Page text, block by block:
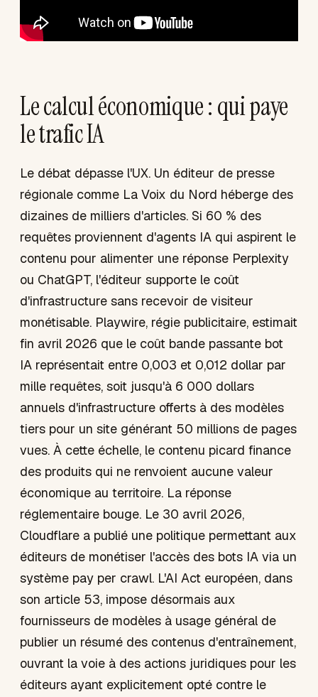
Le calcul économique : qui paye
le trafic IA
Le débat dépasse l'UX. Un éditeur de presse
régionale comme La Voix du Nord héberge des
dizaines de milliers d'articles. Si 60 % des
requêtes proviennent d'agents IA qui aspirent le
contenu pour alimenter une réponse Perplexity
ou ChatGPT, l'éditeur supporte le coût
d'infrastructure sans recevoir de visiteur
monétisable. Playwire, régie publicitaire, estimait
fin avril 2026 que le coût bande passante bot
IA représentait entre 0,003 et 0,012 dollar par
mille requêtes, soit jusqu'à 6 000 dollars
annuels d'infrastructure offerts à des modèles
tiers pour un site générant 50 millions de pages
vues. À cette échelle, le contenu picard finance
des produits qui ne renvoient aucune valeur
économique au territoire. La réponse
réglementaire bouge. Le 30 avril 2026,
Cloudflare a publié une politique permettant aux
éditeurs de monétiser l'accès des bots IA via un
système pay per crawl. L'AI Act européen, dans
son article 53, impose désormais aux
fournisseurs de modèles à usage général de
publier un résumé des contenus d'entraînement,
ouvrant la voie à des actions juridiques pour les
éditeurs ayant explicitement opté contre le